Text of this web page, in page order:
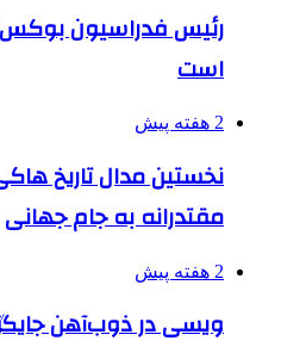
رئیس فدراسیون بوکس:
است
2 هفته پیش
نخستین مدال تاریخ
مقتدرانه به جام جهانی
2 هفته پیش
ویسی در ذوب‌آهن